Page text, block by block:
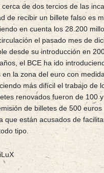
de dos tercios de las
de recibir un billete falso es
en cuenta los 28.200
el pasado mes de
desde su introducción en
el BCE ha ido
en la zona del euro con
más difícil el trabajo de
renovados fueron de 100
de billetes de 500 euros
que están acusados de
tipo.